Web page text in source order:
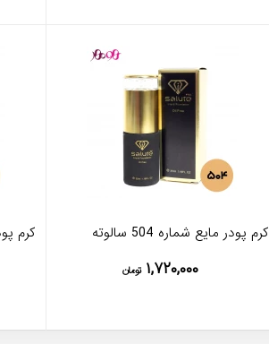
کرم پودر مایع شماره 504 سالوته
۱,۷۲۰,۰۰۰ تومان
کرم